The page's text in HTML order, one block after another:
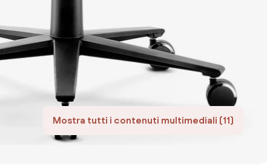
Mostra tutti i contenuti multimediali (11)